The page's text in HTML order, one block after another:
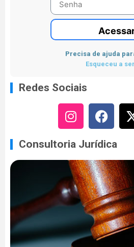
Precisa de ajuda
Esqueceu a
Redes Sociais
Consultoria Jurídica